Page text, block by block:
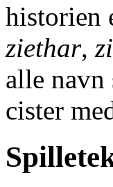
historien
ziethar,
alle navn
cister